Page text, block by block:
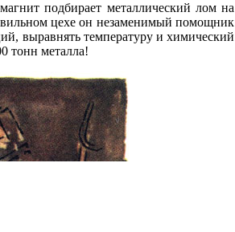
подбирает металлический лом на
цехе он незаменимый помощник
выравнять температуру и химический
тонн металла!